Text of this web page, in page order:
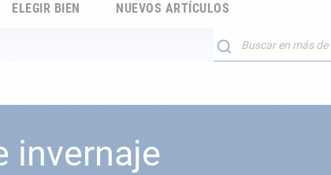
ELEGIR BIEN NUEVOS ARTÍCULOS
Buscar
invernaje